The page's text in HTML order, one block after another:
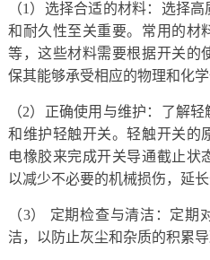
（1）选择合适的材料：选择
和耐久性至关重要。常用的材
等，这些材料需要根据开关的
保其能够承受相应的物理和化学
（2）正确使用与维护：了解
和维护轻触开关。轻触开关的
电橡胶来完成开关导通截止状
以减少不必要的机械损伤，延长
（3） 定期检查与清洁：定
洁，以防止灰尘和杂质的积累